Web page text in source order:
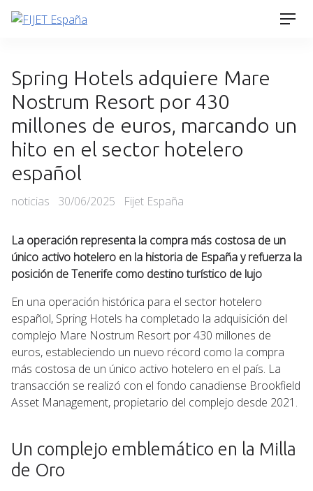
Skip
Spring Hotels adquiere Mare
Nostrum Resort por 430
millones de euros, marcando un
hito en el sector hotelero
español
Categories
noticias
Posted
30/06/2025 Fijet España
La operación representa la compra más costosa de un
único activo hotelero en la historia de España y refuerza la
posición de Tenerife como destino turístico de lujo
En una operación histórica para el sector hotelero
español, Spring Hotels ha completado la adquisición del
complejo Mare Nostrum Resort por 430 millones de
euros, estableciendo un nuevo récord como la compra
más costosa de un único activo hotelero en el país. La
transacción se realizó con el fondo canadiense Brookfield
Asset Management, propietario del complejo desde 2021.
Un complejo emblemático en la Milla
de Oro